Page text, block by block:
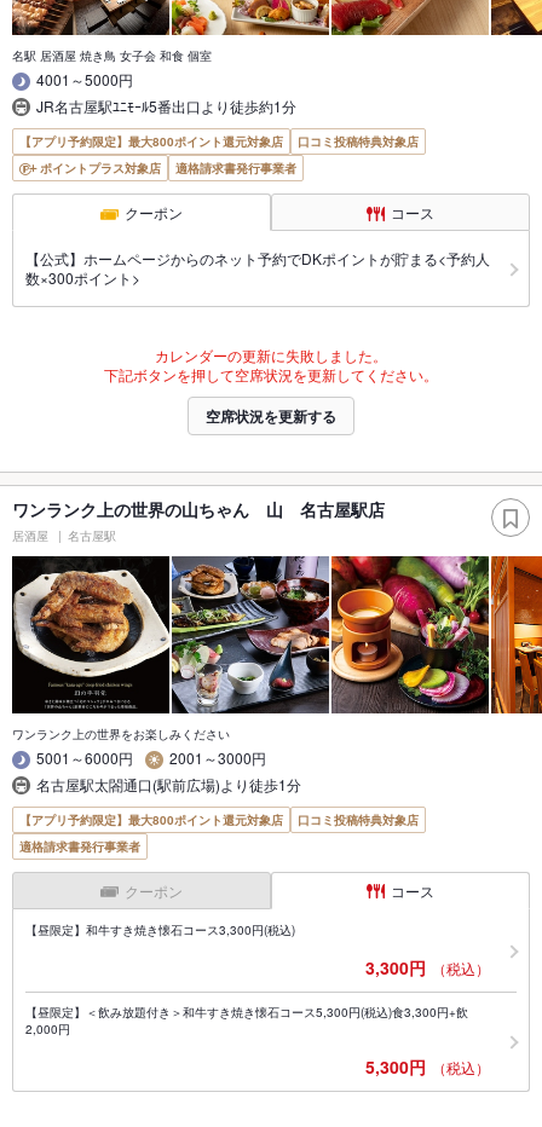
名駅 居酒屋 焼き鳥 女子会 和食 個室
4001～5000円
JR名古屋駅ﾕﾆﾓｰﾙ5番出口より徒歩約1分
【アプリ予約限定】最大800ポイント還元対象店
口コミ投稿特典対象店
ポイントプラス対象店
適格請求書発行事業者
クーポン コース
【公式】ホームページからのネット予約でDKポイントが貯まる<予約人
数×300ポイント>
カレンダーの更新に失敗しました。
下記ボタンを押して空席状況を更新してください。
空席状況を更新する
ワンランク上の世界の山ちゃん 山 名古屋駅店
居酒屋 名古屋駅
ワンランク上の世界をお楽しみください
5001～6000円
2001～3000円
名古屋駅太閤通口(駅前広場)より徒歩1分
【アプリ予約限定】最大800ポイント還元対象店
口コミ投稿特典対象店
適格請求書発行事業者
クーポン コース
【昼限定】和牛すき焼き懐石コース3,300円(税込)
3,300円 （税込）
【昼限定】＜飲み放題付き＞和牛すき焼き懐石コース5,300円(税込)食3,300円+飲
2,000円
5,300円 （税込）